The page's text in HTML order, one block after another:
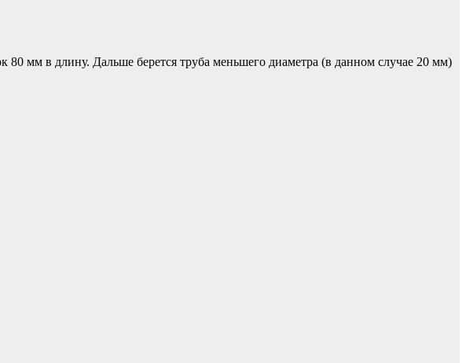
80 мм в длину. Дальше берется труба меньшего диаметра (в данном случае 20 мм)